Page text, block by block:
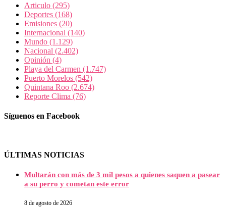
Articulo (295)
Deportes (168)
Emisiones (20)
Internacional (140)
Mundo (1.129)
Nacional (2.402)
Opinión (4)
Playa del Carmen (1.747)
Puerto Morelos (542)
Quintana Roo (2.674)
Reporte Clima (76)
Síguenos en Facebook
ÚLTIMAS NOTICIAS
Multarán con más de 3 mil pesos a quienes saquen a pasear
a su perro y cometan este error
8 de agosto de 2026